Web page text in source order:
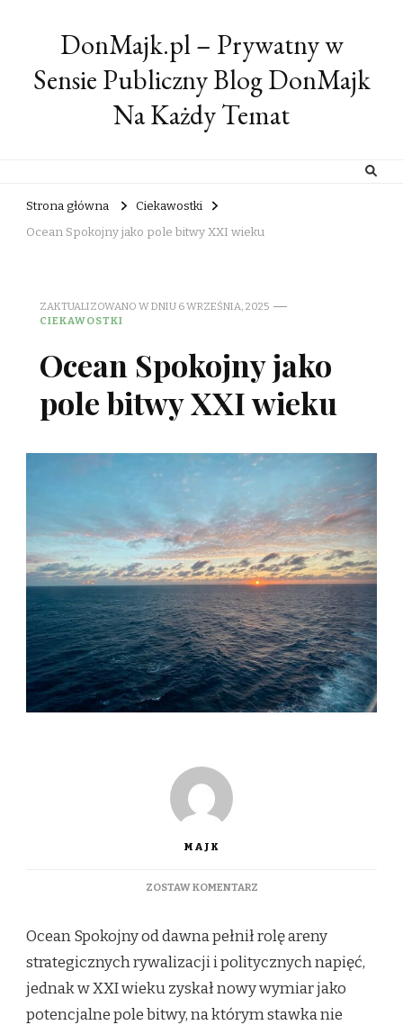
DonMajk.pl – Prywatny w
Sensie Publiczny Blog DonMajk
Na Każdy Temat
Strona główna
Ciekawostki
Ocean Spokojny jako pole bitwy XXI wieku
ZAKTUALIZOWANO W DNIU 6 WRZEŚNIA, 2025
CIEKAWOSTKI
Ocean Spokojny jako
pole bitwy XXI wieku
MAJK
ZOSTAW KOMENTARZDO
JAKO
BITWY
XXI
Ocean Spokojny od dawna pełnił rolę areny
strategicznych rywalizacji i politycznych napięć,
jednak w XXI wieku zyskał nowy wymiar jako
potencjalne pole bitwy, na którym stawka nie